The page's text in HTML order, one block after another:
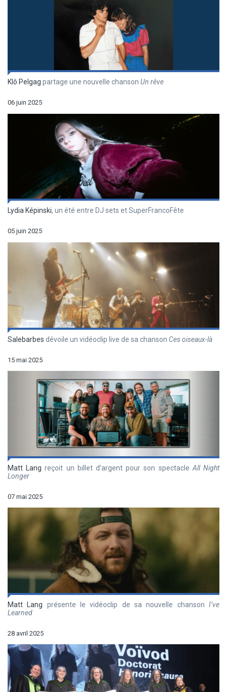
Klô Pelgag partage une nouvelle chanson Un rêve
06 juin 2025
Lydia Képinski, un été entre DJ sets et SuperFrancoFête
05 juin 2025
Salebarbes dévoile un vidéoclip live de sa chanson Ces oiseaux-là
15 mai 2025
Matt Lang reçoit un billet d’argent pour son spectacle All Night
Longer
07 mai 2025
Matt Lang présente le vidéoclip de sa nouvelle chansonI’ve
Learned
28 avril 2025